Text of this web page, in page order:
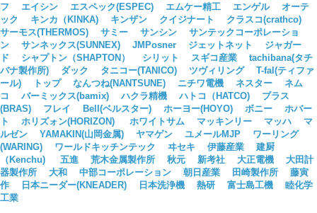
フ
エイシン エスペック(ESPEC) エムケー精工 エンゲル
オーテ
ック
キンカ（KINKA) キンザン クイジナート
クラスコ(crathco)
サーモス(THERMOS)
サミー サンシン
サンテックコーポレーショ
ン
サンネックス(SUNNEX) JMPosner ジェットネット
ジャガー
ド
シャプトン（SHAPTON） シリット スギコ産業
tachibana(タチ
バナ製作所)
ダック タニコー(TANICO) ツヴィリング
T-fal(ティファ
ール)
トップ なんつね(NANTSUNE) ニチワ電機 ネスター
ネム
コ
バーミックス(bamix) ハクラ精機 ハトコ（HATCO)
ブラス
(BRAS)
フレイ Bell(ベルスター) ホーヨー(HOYO) ボニー
ホバー
ト
ホリズォン(HORIZON) ホワイトサム マッキンリー マッハ
マ
ルゼン
YAMAKIN(山岡金属) ヤマゲン ユメールMJP
ワーリング
(WARING)
ワールドキッチンテック ヰセキ 伊藤産業
建厨
（Kenchu)
五進 荒木金属製作所 秋元 新考社 大正電機
大田計
器製作所
大和 中部コーポレーション 朝日産業 田崎製作所
藤寅
作
日本ニーダー(KNEADER) 日本洗浄機 熱研 富士島工機
睦化学
工業